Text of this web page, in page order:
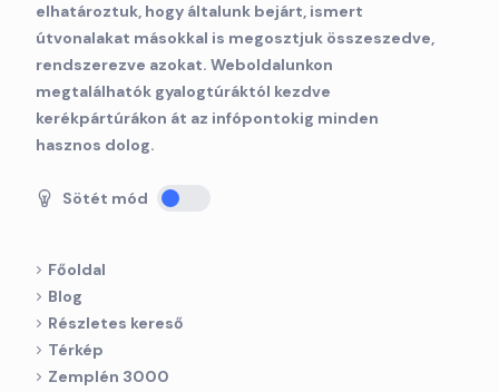
elhatároztuk, hogy általunk bejárt, ismert
útvonalakat másokkal is megosztjuk összeszedve,
rendszerezve azokat. Weboldalunkon
megtalálhatók gyalogtúráktól kezdve
kerékpártúrákon át az infópontokig minden
hasznos dolog.
Sötét mód
Főoldal
Blog
Részletes kereső
Térkép
Zemplén 3000